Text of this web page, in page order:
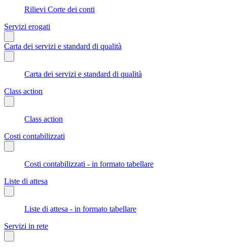
Rilievi Corte dei conti
Servizi erogati
Carta dei servizi e standard di qualità
Carta dei servizi e standard di qualità
Class action
Class action
Costi contabilizzati
Costi contabilizzati - in formato tabellare
Liste di attesa
Liste di attesa - in formato tabellare
Servizi in rete